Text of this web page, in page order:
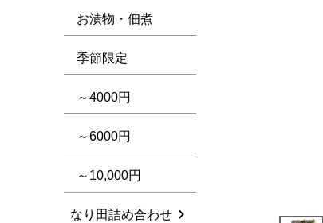
お漬物・佃煮
季節限定
～4000円
～6000円
～10,000円
なり田詰め合わせ